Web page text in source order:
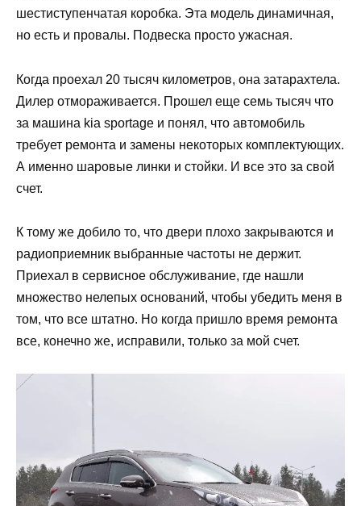
шестиступенчатая коробка. Эта модель динамичная,
но есть и провалы. Подвеска просто ужасная.
Когда проехал 20 тысяч километров, она затарахтела.
Дилер отмораживается. Прошел еще семь тысяч что
за машина kia sportage и понял, что автомобиль
требует ремонта и замены некоторых комплектующих.
А именно шаровые линки и стойки. И все это за свой
счет.
К тому же добило то, что двери плохо закрываются и
радиоприемник выбранные частоты не держит.
Приехал в сервисное обслуживание, где нашли
множество нелепых оснований, чтобы убедить меня в
том, что все штатно. Но когда пришло время ремонта
все, конечно же, исправили, только за мой счет.